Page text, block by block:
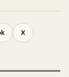
X